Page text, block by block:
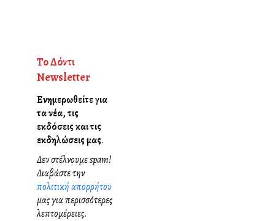
Το Δόντι
Newsletter
Ενημερωθείτε για
τα νέα, τις
εκδόσεις και τις
εκδηλώσεις μας.
Δεν στέλνουμε spam!
Διαβάστε την
πολιτική απορρήτου
μας για περισσότερες
λεπτομέρειες.